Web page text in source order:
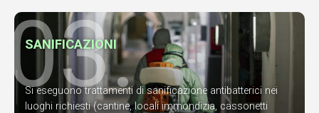
03.
SANIFICAZIONI
Si eseguono trattamenti di sanificazione antibatterici nei
luoghi richiesti (cantine, locali immondizia, cassonetti